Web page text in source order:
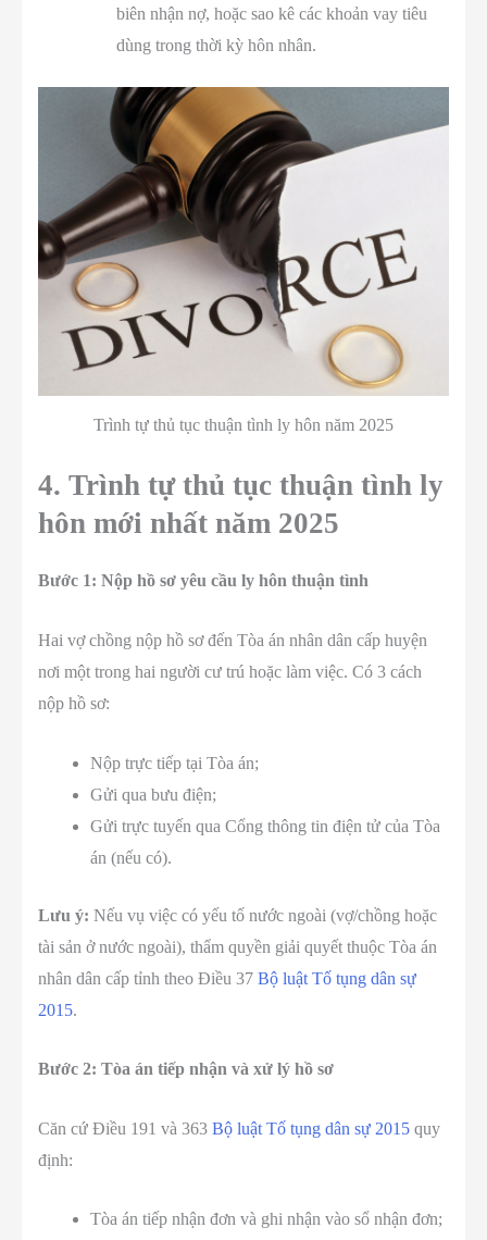
biên nhận nợ, hoặc sao kê các khoản vay tiêu
dùng trong thời kỳ hôn nhân.
Trình tự thủ tục thuận tình ly hôn năm 2025
4. Trình tự thủ tục thuận tình ly
hôn mới nhất năm 2025
Bước 1: Nộp hồ sơ yêu cầu ly hôn thuận tình
Hai vợ chồng nộp hồ sơ đến Tòa án nhân dân cấp huyện
nơi một trong hai người cư trú hoặc làm việc. Có 3 cách
nộp hồ sơ:
Nộp trực tiếp tại Tòa án;
Gửi qua bưu điện;
Gửi trực tuyến qua Cổng thông tin điện tử của Tòa
án (nếu có).
Lưu ý: Nếu vụ việc có yếu tố nước ngoài (vợ/chồng hoặc
tài sản ở nước ngoài), thẩm quyền giải quyết thuộc Tòa án
nhân dân cấp tỉnh theo Điều 37 Bộ luật Tố tụng dân sự
2015.
Bước 2: Tòa án tiếp nhận và xử lý hồ sơ
Căn cứ Điều 191 và 363 Bộ luật Tố tụng dân sự 2015 quy
định:
Tòa án tiếp nhận đơn và ghi nhận vào sổ nhận đơn;